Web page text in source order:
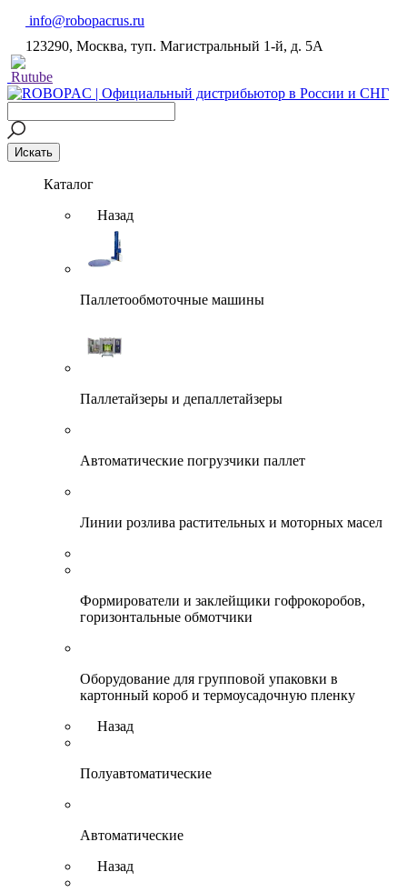
info@robopacrus.ru
123290, Москва, туп. Магистральный 1-й, д. 5А
Каталог
Назад
Паллетообмоточные машины
Паллетайзеры и депаллетайзеры
Автоматические погрузчики паллет
Линии розлива растительных и моторных масел
Формирователи и заклейщики гофрокоробов,
горизонтальные обмотчики
Оборудование для групповой упаковки в
картонный короб и термоусадочную пленку
Назад
Полуавтоматические
Автоматические
Назад